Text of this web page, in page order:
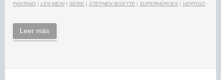
PANTANO | LEN WEIN | SERIE | STEPHEN BISETTE | SUPERHÉROES | VERTIGO
Leer más